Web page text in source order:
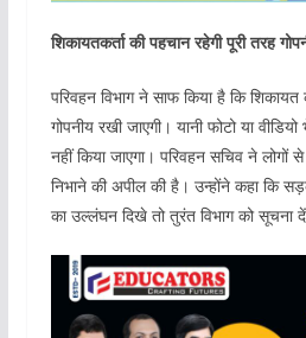
शिकायतकर्ता की पहचान रहेगी पूरी तरह
परिवहन विभाग ने साफ किया है कि
गोपनीय रखी जाएगी। यानी फोटो या
नहीं किया जाएगा। परिवहन सचिव ने लोगों से
निभाने की अपील की है। उन्होंने कहा कि
का उल्लंघन दिखे तो तुरंत विभाग को सूचना